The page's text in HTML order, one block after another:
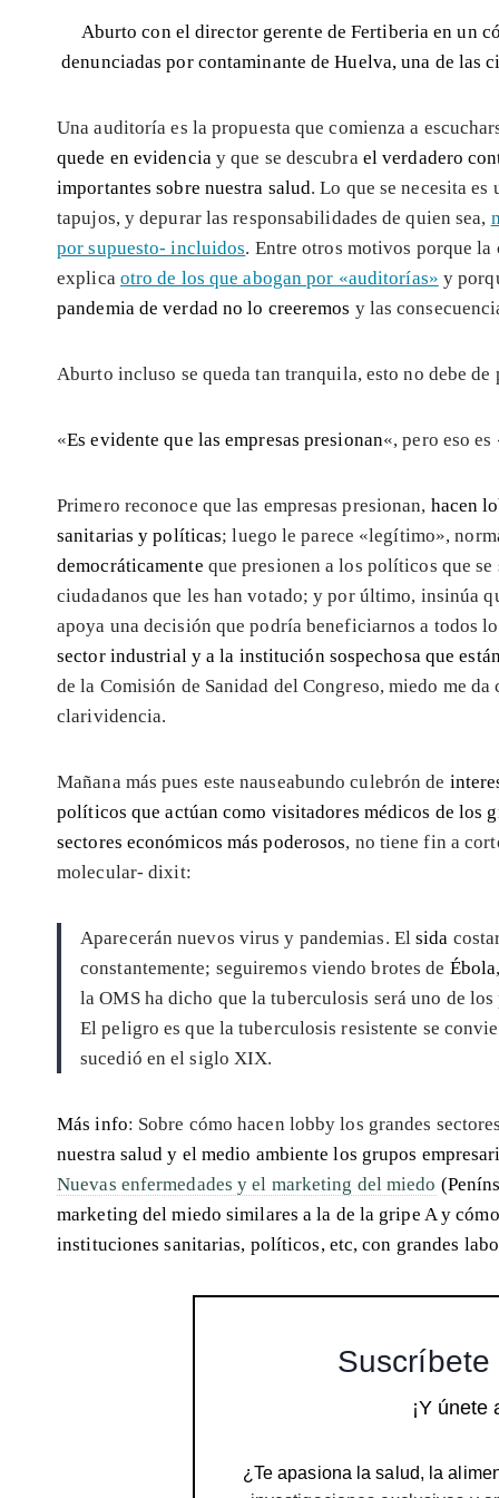
Aburto con el director gerente de Fertiberia en un
denunciadas por contaminante de Huelva, una de las
Una auditoría es la propuesta que comienza a
quede en evidenciay que se descubra el verdadero
importantes sobre nuestra salud. Lo que se necesita
tapujos, y depurar las responsabilidades de quien sea,
por supuesto- incluidos. Entre otros motivos porque
explica otro de los que abogan por «auditorías» y
pandemia de verdad no lo creeremos y las
Aburto incluso se queda tan tranquila, esto no debe
«Es evidente que las empresas presionan«, pero eso es
Primero reconoce que las empresas presionan, hacen
sanitarias y políticas; luego le parece «legítimo»,
democráticamente que presionen a los políticos que
ciudadanos que les han votado; y por último, insinúa
apoya una decisión que podría beneficiarnos a todos
sector industrial y a la institución sospechosa que
de la Comisión de Sanidad del Congreso, miedo me
clarividencia.
Mañana más pues este nauseabundo culebrón de
políticos que actúan como visitadores médicos de los
sectores económicos más poderosos, no tiene fin a
molecular- dixit:
Aparecerán nuevos virus y pandemias. Elsida
constantemente; seguiremos viendo brotes de Ébola
la OMS ha dicho que la tuberculosis será uno de
El peligro es que la tuberculosis resistente se
sucedió en el siglo XIX.
Más info: Sobre cómo hacen lobby los grandes
nuestra salud y el medio ambiente los grupos
Nuevas enfermedades y el marketing del miedo
marketing del miedo similares a la de la gripe A y
instituciones sanitarias, políticos, etc, con grandes
Suscríbete
¡Y únete
¿Te apasiona la salud, la